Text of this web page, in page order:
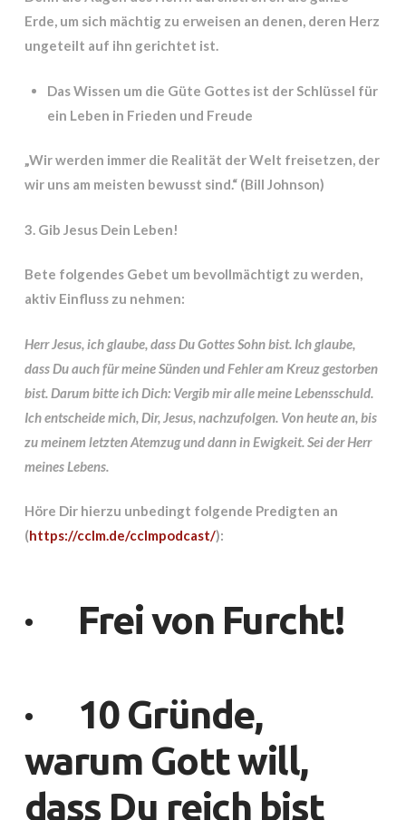
Erde, um sich mächtig zu erweisen an denen, deren Herz
ungeteilt auf ihn gerichtet ist.
Das Wissen um die Güte Gottes ist der Schlüssel für
ein Leben in Frieden und Freude
„Wir werden immer die Realität der Welt freisetzen, der
wir uns am meisten bewusst sind.“ (Bill Johnson)
3. Gib Jesus Dein Leben!
Bete folgendes Gebet um bevollmächtigt zu werden,
aktiv Einfluss zu nehmen:
Herr Jesus, ich glaube, dass Du Gottes Sohn bist. Ich glaube,
dass Du auch für meine Sünden und Fehler am Kreuz gestorben
bist. Darum bitte ich Dich: Vergib mir alle meine Lebensschuld.
Ich entscheide mich, Dir, Jesus, nachzufolgen. Von heute an, bis
zu meinem letzten Atemzug und dann in Ewigkeit. Sei der Herr
meines Lebens.
Höre Dir hierzu unbedingt folgende Predigten an
(https://cclm.de/cclmpodcast/):
· Frei von Furcht!
· 10Gründe,
warum Gott will,
dass Du reich bist